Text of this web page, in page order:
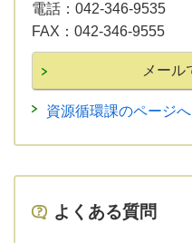
電話： 042-346-9535
FAX： 042-346-9555
資源循環課のページへ
よくある質問